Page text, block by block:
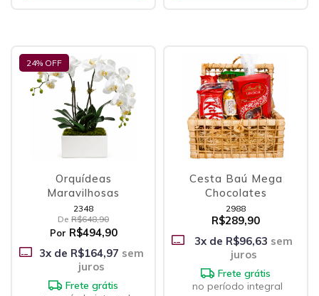
24% OFF
Orquídeas
Maravilhosas
2348
De R$648,90
Por R$494,90
3x de R$164,97 sem
juros
Frete grátis
Cesta Baú Mega
Chocolates
2988
R$289,90
3x de R$96,63 sem
juros
Frete grátis
no período integral